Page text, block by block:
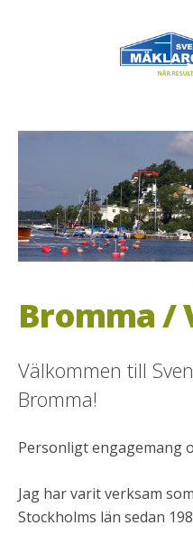
Bromma /
Välkommen till
Bromma!
Personligt engagemang
Jag har varit verksam
Stockholms län sedan